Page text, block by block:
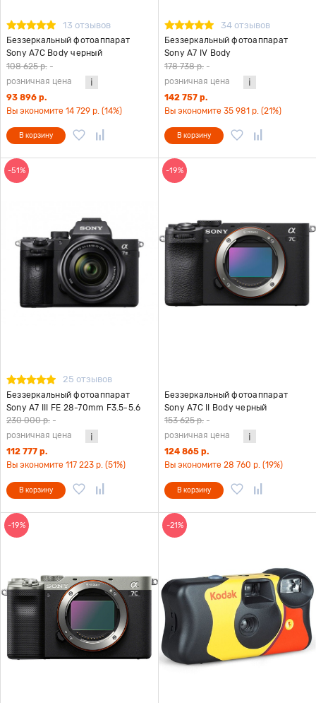
13 отзывов
Беззеркальный фотоаппарат
Sony A7С Body черный
108 625 р. -
розничная цена
93 896 р.
Вы экономите 14 729 р. (14%)
В корзину
34 отзывов
Беззеркальный фотоаппарат
Sony A7 IV Body
178 738 р. -
розничная цена
142 757 р.
Вы экономите 35 981 р. (21%)
В корзину
-51%
25 отзывов
Беззеркальный фотоаппарат
Sony A7 III FE 28-70mm F3.5-5.6
OSS II
230 000 р. -
розничная цена
112 777 р.
Вы экономите 117 223 р. (51%)
В корзину
-19%
Беззеркальный фотоаппарат
Sony A7С II Body черный
153 625 р. -
розничная цена
124 865 р.
Вы экономите 28 760 р. (19%)
В корзину
-19% -21%